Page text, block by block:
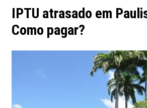
IPTU atrasado em
Como pagar?